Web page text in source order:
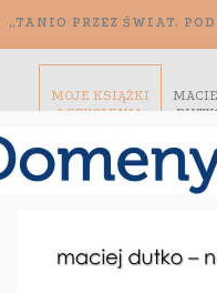
„TANIO PRZEZ ŚWIAT.
MOJE KSIĄŻKI
I SZKOLENIA